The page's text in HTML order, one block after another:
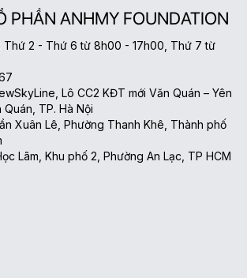
PHẦN ANHMY FOUNDATION
Thứ 2 - Thứ 6 từ 8h00 - 17h00, Thứ 7 từ
Lô CC2 KĐT mới Văn Quán – Yên
TP. Hà Nội
Xuân Lê, Phường Thanh Khê, Thành phố
Lãm, Khu phố 2, Phường An Lạc, TP HCM